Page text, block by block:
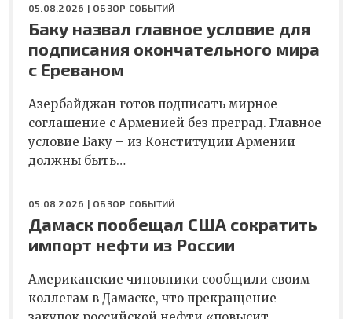
05.08.2026 | ОБЗОР СОБЫТИЙ
Баку назвал главное условие для
подписания окончательного мира
с Ереваном
Азербайджан готов подписать мирное
соглашение с Арменией без преград. Главное
условие Баку – из Конституции Армении
должны быть…
05.08.2026 | ОБЗОР СОБЫТИЙ
Дамаск пообещал США сократить
импорт нефти из России
Американские чиновники сообщили своим
коллегам в Дамаске, что прекращение